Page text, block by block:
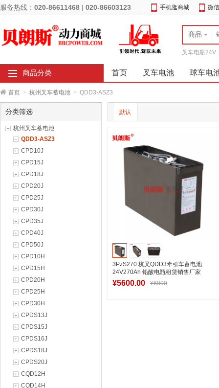
服务热线： 020-86611468 | 020-86603123 手机逛商城 微
商品
叉车电瓶24V
商品分类 首页 叉车电池 球车电
首页 > 杭州叉车蓄电池 > QDD3-ASZ3
分类筛选
杭州叉车蓄电池
QDD3-ASZ3
CPD10J
CPD15J
CPD18J
CPD20J
CPD25J
CPD30J
CPD35J
CPD40J
CPD50J
CPD10H
CPD15H
CPD20H
CPD25H
CPD30H
CPDS13J
CPDS15J
CPDS16J
CPDS18J
CPDS20J
CQD12H
CQD14H
默认
3PzS270 杭叉QDD3牵引车蓄电池
24V270Ah 铅酸电瓶租赁销售厂家
¥5600.00 ¥6800